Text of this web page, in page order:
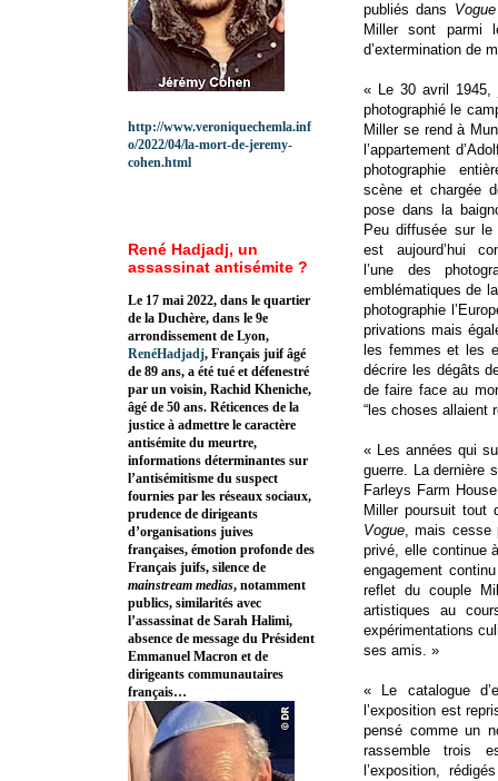
publiés dans Vogue
Miller sont parmi
d’extermination de
« Le 30 avril 1945,
photographié le
Miller se rend à
l’appartement
photographie
scène et chargée
pose dans la
Peu diffusée sur le
est aujourd’hui
l’une des
emblématiques de
photographie
privations mais
les femmes et les
décrire les dégâts
de faire face au
“les choses allaient
« Les années qui
guerre. La dernière
Farleys Farm
Miller poursuit tout
Vogue, mais cesse
privé, elle continue
engagement
reflet du couple
artistiques au
expérimentations
ses amis. »
« Le catalogue
l’exposition est
pensé comme un
rassemble trois
l’exposition,
http://www.veroniquechemla.inf
o/2022/04/la-mort-de-jeremy-
cohen.html
René Hadjadj, un
assassinat antisémite ?
Le 17 mai 2022, dans le quartier
de la Duchère, dans le 9e
arrondissement de Lyon,
RenéHadjadj, Français juif âgé
de 89 ans, a été tué et défenestré
par un voisin, Rachid Kheniche,
âgé de 50 ans. Réticences de la
justice à admettre le caractère
antisémite du meurtre,
informations déterminantes sur
l’antisémitisme du suspect
fournies par les réseaux sociaux,
prudence de dirigeants
d’organisations juives
françaises, émotion profonde des
Français juifs, silence de
mainstream medias, notamment
publics, similarités avec
l’assassinat de Sarah Halimi,
absence de message du Président
Emmanuel Macron et de
dirigeants communautaires
français…